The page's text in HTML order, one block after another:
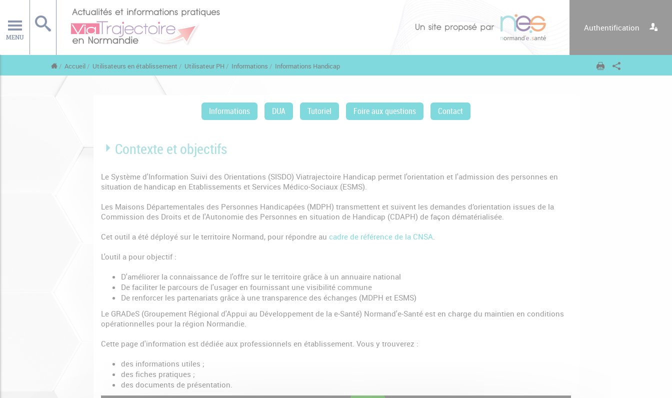
MENU
Authentification
Accueil Utilisateurs en établissement Utilisateur PH Informations Informations Handicap
Informations DUA Tutoriel Foire aux questions Contact
Contexte et objectifs
Le Système d'Information Suivi des Orientations (SISDO) Viatrajectoire Handicap permet l'orientation et l'admission des personnes en
situation de handicap en Etablissements et Services Médico-Sociaux (ESMS).
Les Maisons Départementales des Personnes Handicapées (MDPH) transmettent et suivent les demandes d’orientation issues de la
Commission des Droits et de l'Autonomie des Personnes en situation de Handicap (CDAPH) de façon dématérialisée.
Cet outil a été déployé sur le territoire Normand, pour répondre au cadre de référence de la CNSA.
L'outil a pour objectif :
D'améliorer la connaissance de l'offre sur le territoire grâce à un annuaire national
De faciliter le parcours de l'usager en fournissant une visibilité commune
De renforcer les partenariats grâce à une transparence des échanges (MDPH et ESMS)
Le GRADeS (Groupement Régional d'Appui au Développement de la e-Santé) Normand'e-Santé est en charge du maintien en conditions
opérationnelles pour la région Normandie.
Cette page d'information est dédiée aux professionnels en établissement. Vous y trouverez :
des informations utiles ;
des fiches pratiques ;
des documents de présentation.